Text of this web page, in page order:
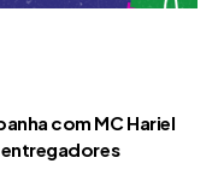
com MC Hariel